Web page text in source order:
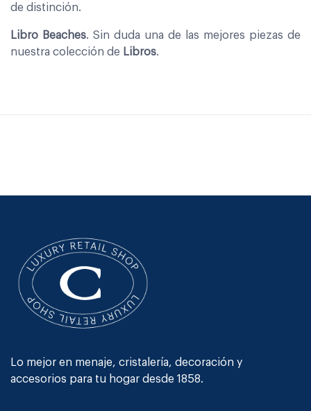
de distinción.
Libro Beaches. Sin duda una de las mejores piezas de
nuestra colección de Libros.
Lo mejor en menaje, cristalería, decoración y
accesorios para tu hogar desde 1858.